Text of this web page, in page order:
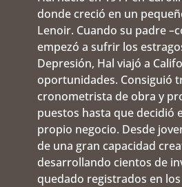
donde creció en un
Lenoir. Cuando su padre
empezó a sufrir los
Depresión, Hal viajó a
oportunidades. Consiguió
cronometrista de obra y
puestos hasta que decidió
propio negocio. Desde
de una gran capacidad
desarrollando cientos de
quedado registrados en